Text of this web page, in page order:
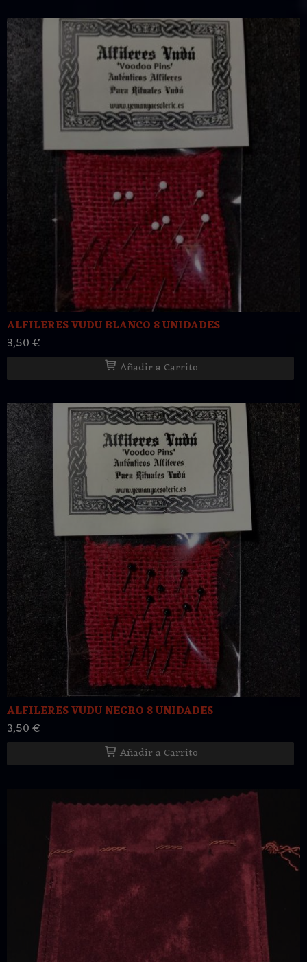
ALFILERES VUDU BLANCO 8 UNIDADES
3,50 €
Añadir a Carrito
ALFILERES VUDU NEGRO 8 UNIDADES
3,50 €
Añadir a Carrito